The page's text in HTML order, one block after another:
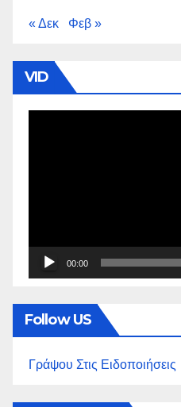
« Δεκ Φεβ »
VID
00:00
Follow US
Γράψου Στις Ειδοποιήσεις